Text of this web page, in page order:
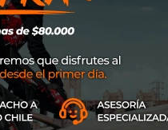
SKULK303
$52.900